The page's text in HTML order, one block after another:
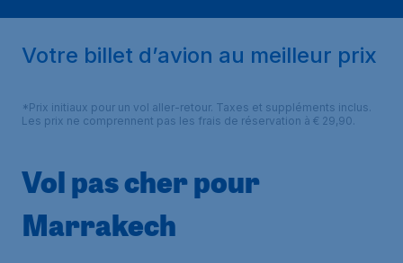
Votre billet d’avion au meilleur prix
*Prix initiaux pour un vol aller-retour. Taxes et suppléments inclus.
Les prix ne comprennent pas les frais de réservation à € 29,90.
Vol pas cher pour
Marrakech